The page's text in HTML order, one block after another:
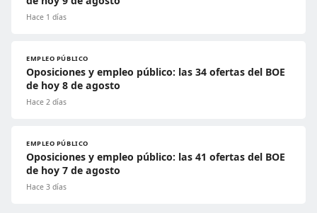
Hace 1 días
EMPLEO PÚBLICO
Oposiciones y empleo público: las 34 ofertas del BOE
de hoy 8 de agosto
Hace 2 días
EMPLEO PÚBLICO
Oposiciones y empleo público: las 41 ofertas del BOE
de hoy 7 de agosto
Hace 3 días